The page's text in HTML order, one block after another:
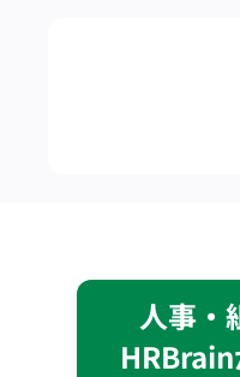
人事・